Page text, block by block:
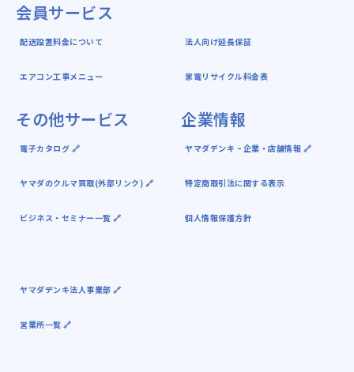
会員サービス
配送設置料金について
エアコン工事メニュー
法人向け延長保証
家電リサイクル料金表
その他サービス
電子カタログ 🔗
ヤマダのクルマ買取(外部リンク) 🔗
ビジネス・セミナー一覧 🔗
企業情報
ヤマダデンキ ｰ 企業・店舗情報 🔗
特定商取引法に関する表示
個人情報保護方針
ヤマダデンキ法人事業部 🔗
営業所一覧 🔗